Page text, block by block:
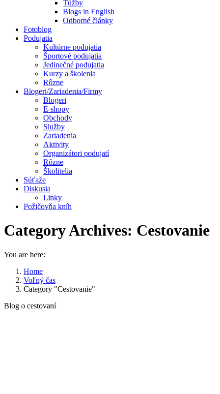
Túžby
Blogs in English
Odborné články
Fotoblog
Podujatia
Kultúrne podujatia
Športové podujatia
Jedinečné podujatia
Kurzy a školenia
Rôzne
Blogeri/Zariadenia/Firmy
Blogeri
E-shopy
Obchody
Služby
Zariadenia
Aktivity
Organizátori podujatí
Rôzne
Školitelia
Súťaže
Diskusia
Linky
Požičovňa kníh
Category Archives: Cestovanie
You are here:
Home
Voľný čas
Category "Cestovanie"
Blog o cestovaní